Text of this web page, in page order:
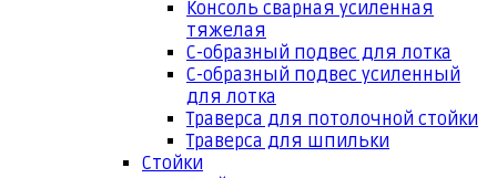
Консоль сварная усиленная
тяжелая
С-образный подвес для лотка
С-образный подвес усиленный
для лотка
Траверса для потолочной стойки
Траверса для шпильки
Стойки